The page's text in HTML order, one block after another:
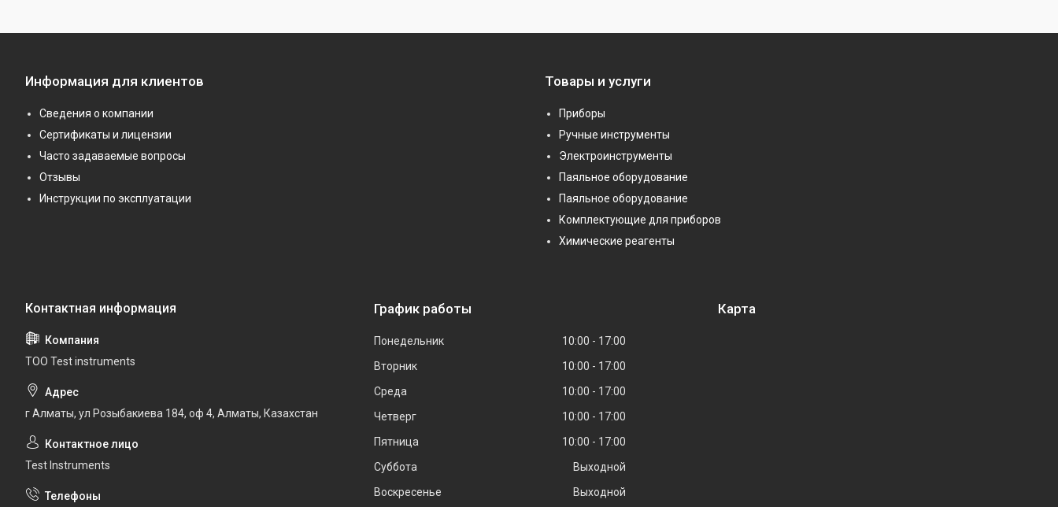
Информация для клиентов
Сведения о компании
Сертификаты и лицензии
Часто задаваемые вопросы
Отзывы
Инструкции по эксплуатации
Товары и услуги
Приборы
Ручные инструменты
Электроинструменты
Паяльное оборудование
Паяльное оборудование
Комплектующие для приборов
Химические реагенты
ТОО Test instruments
г Алматы, ул Розыбакиева 184, оф 4, Алматы, Казахстан
Test Instruments
График работы
Понедельник 10:00
17:00
Вторник
10:00
17:00
Среда
10:00
17:00
Четверг
10:00
17:00
Пятница
10:00
17:00
Суббота
Выходной
Воскресенье
Выходной
Карта